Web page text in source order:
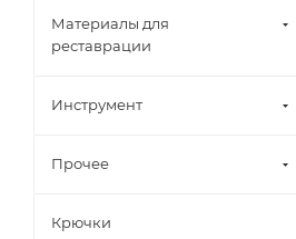
Материалы для
реставрации
Инструмент
Прочее
Крючки